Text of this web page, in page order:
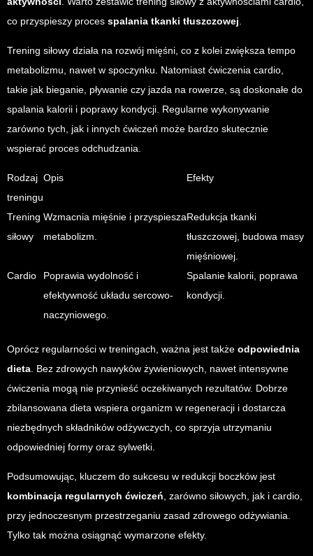
co przyspieszy proces spalania tkanki tłuszczowej
Trening siłowy działa na rozwój mięśni, co z kolei zwiększa tempo
metabolizmu, nawet w spoczynku. Natomiast ćwiczenia cardio,
takie jak bieganie, pływanie czy jazda na rowerze, są doskonałe do
spalania kalorii i poprawy kondycji. Regularne wykonywanie
zarówno tych, jak i innych ćwiczeń może bardzo skutecznie
wspierać proces odchudzania.
Rodzaj
treningu
Opis Efekty
Trening
siłowy
Wzmacnia mięśnie i przyspiesza
metabolizm.
Redukcja tkanki
tłuszczowej, budowa masy
mięśniowej.
Cardio
Poprawia wydolność i
efektywność układu sercowo-
naczyniowego.
Spalanie kalorii, poprawa
kondycji.
Oprócz regularności w treningach, ważna jest także odpowiednia
dieta . Bez zdrowych nawyków żywieniowych, nawet intensywne
ćwiczenia mogą nie przynieść oczekiwanych rezultatów. Dobrze
zbilansowana dieta wspiera organizm w regeneracji i dostarcza
niezbędnych składników odżywczych, co sprzyja utrzymaniu
odpowiedniej formy oraz sylwetki.
Podsumowując, kluczem do sukcesu w redukcji boczków jest
kombinacja regularnych ćwiczeń , zarówno siłowych, jak i cardio,
przy jednoczesnym przestrzeganiu zasad zdrowego odżywiania.
Tylko tak można osiągnąć wymarzone efekty.